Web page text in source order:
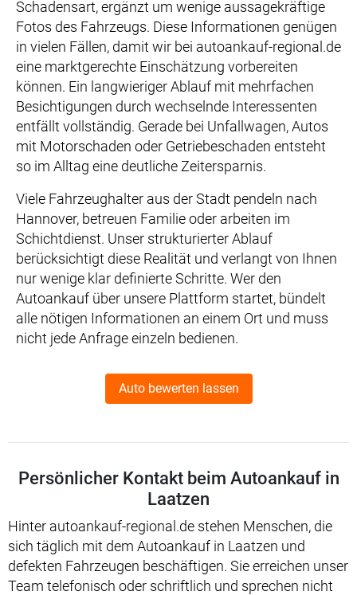
Schadensart, ergänzt um wenige aussagekräftige
Fotos des Fahrzeugs. Diese Informationen genügen
in vielen Fällen, damit wir bei autoankauf-regional.de
eine marktgerechte Einschätzung vorbereiten
können. Ein langwieriger Ablauf mit mehrfachen
Besichtigungen durch wechselnde Interessenten
entfällt vollständig. Gerade bei Unfallwagen, Autos
mit Motorschaden oder Getriebeschaden entsteht
so im Alltag eine deutliche Zeitersparnis.
Viele Fahrzeughalter aus der Stadt pendeln nach
Hannover, betreuen Familie oder arbeiten im
Schichtdienst. Unser strukturierter Ablauf
berücksichtigt diese Realität und verlangt von Ihnen
nur wenige klar definierte Schritte. Wer den
Autoankauf über unsere Plattform startet, bündelt
alle nötigen Informationen an einem Ort und muss
nicht jede Anfrage einzeln bedienen.
Auto bewerten lassen
Persönlicher Kontakt beim Autoankauf in
Laatzen
Hinter autoankauf-regional.de stehen Menschen, die
sich täglich mit dem Autoankauf in Laatzen und
defekten Fahrzeugen beschäftigen. Sie erreichen unser
Team telefonisch oder schriftlich und sprechen nicht